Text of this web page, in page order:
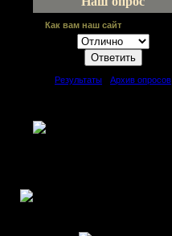
Как вам наш сайт
Результаты Архив опросов